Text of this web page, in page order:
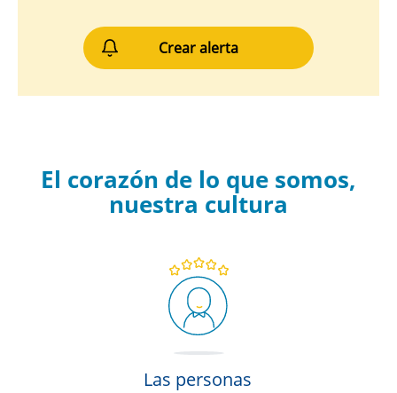
Crear alerta
El corazón de lo que somos,
nuestra cultura
Las personas